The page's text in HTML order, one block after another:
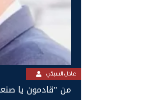
عادل السبئي
من "قادمون يا